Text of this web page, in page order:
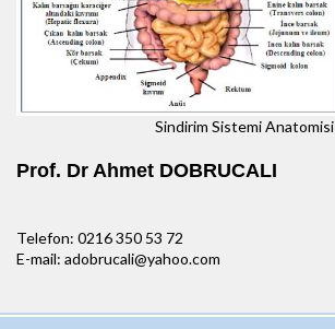
Sindirim Sistemi Anatomisi
Prof. Dr Ahmet DOBRUCALI
Telefon: 0216 350 53 72
E-mail: adobrucali@yahoo.com